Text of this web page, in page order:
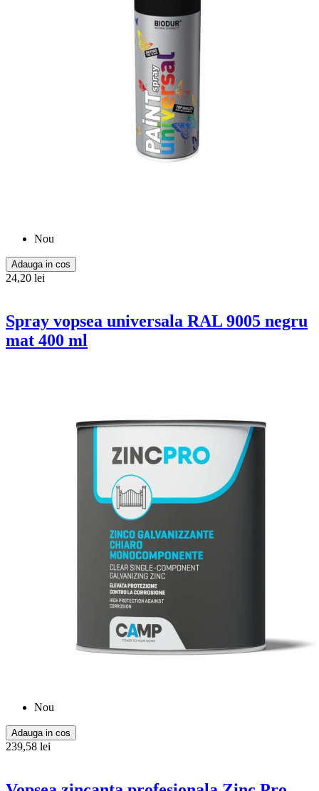
Nou
Adauga in cos
24,20 lei
Spray vopsea universala RAL 9005 negru
mat 400 ml
Nou
Adauga in cos
239,58 lei